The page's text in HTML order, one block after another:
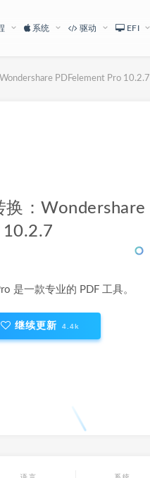
系统 驱动 EFI
PDFelement Pro 10.2.7
：Wondershare
10.2.7
是一款专业的 PDF 工具。
继续更新 4.4k